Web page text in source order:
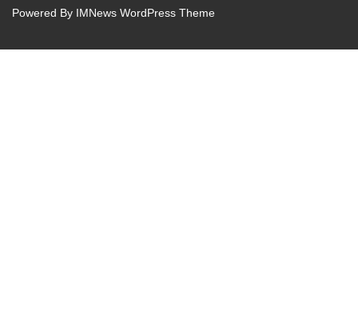
Powered By IMNews WordPress Theme